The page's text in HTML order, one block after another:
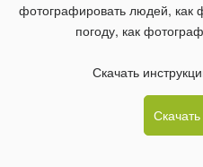
фотографировать людей, как
погоду, как
Скачать